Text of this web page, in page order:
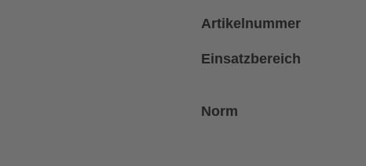
Artikelnummer
Einsatzbereich
Norm